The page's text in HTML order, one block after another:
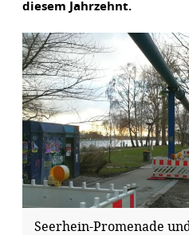
diesem Jahrzehnt.
Seerhein-Promenade